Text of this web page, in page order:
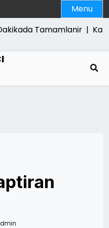
Menu
Tamamlanir |